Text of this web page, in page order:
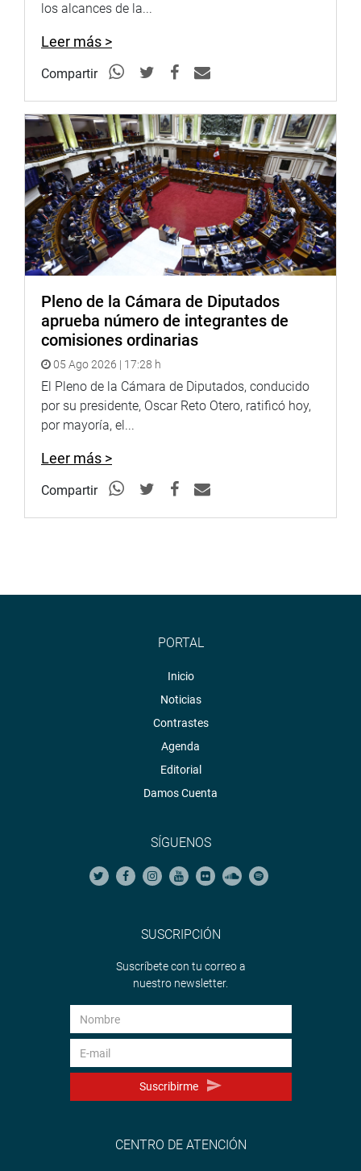
los alcances de la...
Leer más >
Compartir
Pleno de la Cámara de Diputados
aprueba número de integrantes de
comisiones ordinarias
05 Ago 2026 | 17:28 h
El Pleno de la Cámara de Diputados, conducido
por su presidente, Oscar Reto Otero, ratificó hoy,
por mayoría, el...
Leer más >
Compartir
PORTAL
Inicio
Noticias
Contrastes
Agenda
Editorial
Damos Cuenta
SÍGUENOS
SUSCRIPCIÓN
Suscríbete con tu correo a
nuestro newsletter.
Suscribirme
CENTRO DE ATENCIÓN